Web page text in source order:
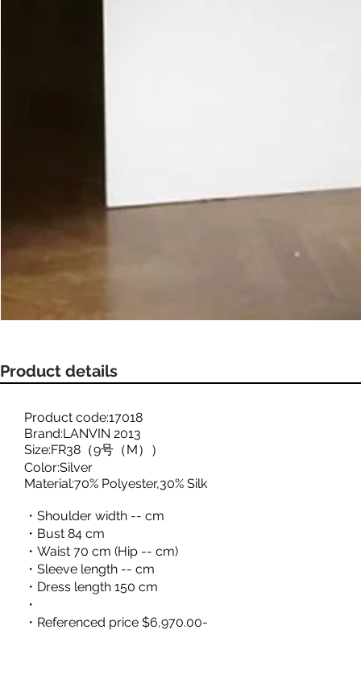
Product details
Product code:17018
Brand:LANVIN 2013
Size:FR38（9号（M））
Color:Silver
Material:70% Polyester,30% Silk
・Shoulder width -- cm
・Bust 84 cm
・Waist 70 cm (Hip -- cm)
・Sleeve length -- cm
・Dress length 150 cm
・
・Referenced price $6,970.00-